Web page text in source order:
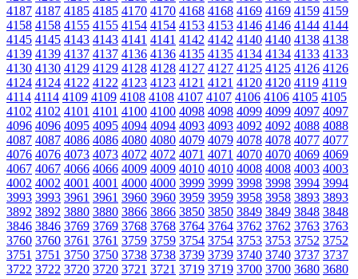
4187 4187 4185 4185 4170 4170 4168 4168 4169 4169 4159 4159
4158 4158 4155 4155 4154 4154 4153 4153 4146 4146 4144 4144
4145 4145 4143 4143 4141 4141 4142 4142 4140 4140 4138 4138
4139 4139 4137 4137 4136 4136 4135 4135 4134 4134 4133 4133
4130 4130 4129 4129 4128 4128 4127 4127 4125 4125 4126 4126
4124 4124 4122 4122 4123 4123 4121 4121 4120 4120 4119 4119
4114 4114 4109 4109 4108 4108 4107 4107 4106 4106 4105 4105
4102 4102 4101 4101 4100 4100 4098 4098 4099 4099 4097 4097
4096 4096 4095 4095 4094 4094 4093 4093 4092 4092 4088 4088
4087 4087 4086 4086 4080 4080 4079 4079 4078 4078 4077 4077
4076 4076 4073 4073 4072 4072 4071 4071 4070 4070 4069 4069
4067 4067 4066 4066 4009 4009 4010 4010 4008 4008 4003 4003
4002 4002 4001 4001 4000 4000 3999 3999 3998 3998 3994 3994
3993 3993 3961 3961 3960 3960 3959 3959 3958 3958 3893 3893
3892 3892 3880 3880 3866 3866 3850 3850 3849 3849 3848 3848
3846 3846 3769 3769 3768 3768 3764 3764 3762 3762 3763 3763
3760 3760 3761 3761 3759 3759 3754 3754 3753 3753 3752 3752
3751 3751 3750 3750 3738 3738 3739 3739 3740 3740 3737 3737
3722 3722 3720 3720 3721 3721 3719 3719 3700 3700 3680 3680